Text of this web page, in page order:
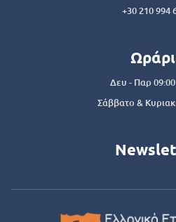
+30 210 994
Δευ - Παρ 09:00
Σάββατο &